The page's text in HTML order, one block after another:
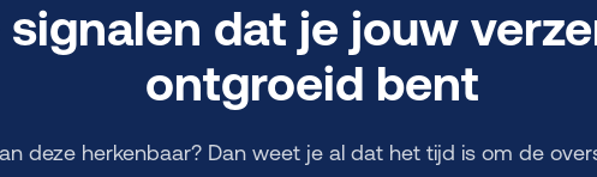
signalen dat je jouw
ontgroeid bent
deze herkenbaar? Dan weet je al dat het tijd is om de